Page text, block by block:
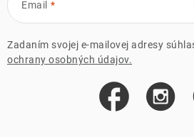
Email
Zadaním svojej e-mailovej adresy
ochrany osobných údajov.